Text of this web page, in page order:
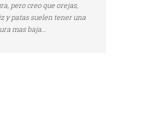
pero creo que orejas,
y patas suelen tener una
mas baja...